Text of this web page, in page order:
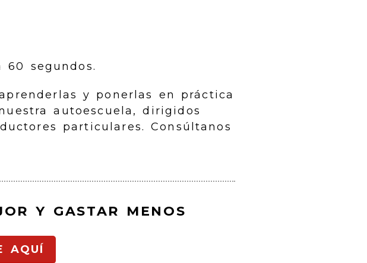
segundos.
y ponerlas en práctica
autoescuela, dirigidos
particulares. Consúltanos
Y GASTAR MENOS
AQUÍ